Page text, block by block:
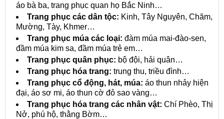
áo bà ba, trang phục quan họ Bắc Ninh…
Trang phục các dân tộc: Kinh, Tây Nguyên, Chăm,
Mường, Tày, Khmer…
Trang phục múa các loại: đàm múa mai-đào-sen,
đầm múa kim sa, đầm múa trẻ em…
Trang phục quân phục: bộ đội, hải quân…
Trang phục hóa trang: trung thu, triều đình…
Trang phục cổ động, hát, múa: áo thun nhảy hiện
đại, áo sơ mi, áo thun cờ đỏ sao vàng…
Trang phục hóa trang các nhân vật: Chí Phèo, Thị
Nở, phú hộ, thằng Bờm…